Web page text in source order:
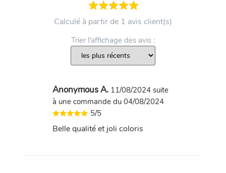
Calculé à partir de 1 avis client(s)
Trier l'affichage des avis :
Anonymous A. 11/08/2024 suite
à une commande du 04/08/2024
5/5
Belle qualité et joli coloris